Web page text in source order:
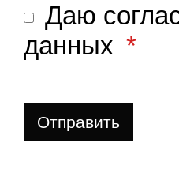
Даю
данных *
Отправить